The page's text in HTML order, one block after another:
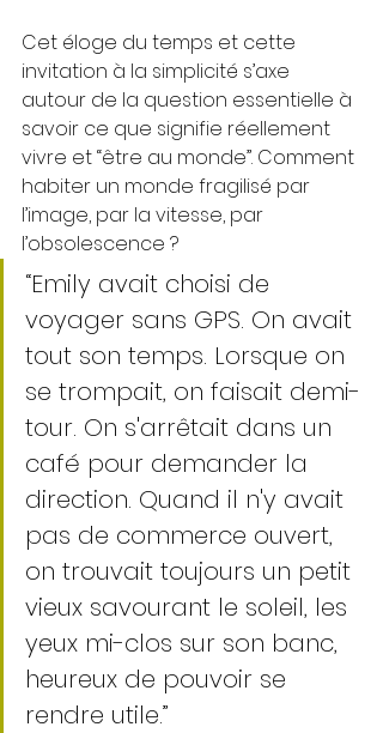
Cet éloge du temps et cette
invitation à la simplicité s’axe
autour de la question essentielle à
savoir ce que signifie réellement
vivre et “être au monde”. Comment
habiter un monde fragilisé par
l’image, par la vitesse, par
l’obsolescence ?
“Emily avait choisi de
voyager sans GPS. On avait
tout son temps. Lorsque on
se trompait, on faisait demi-
tour. On s'arrêtait dans un
café pour demander la
direction. Quand il n'y avait
pas de commerce ouvert,
on trouvait toujours un petit
vieux savourant le soleil, les
yeux mi-clos sur son banc,
heureux de pouvoir se
rendre utile.”